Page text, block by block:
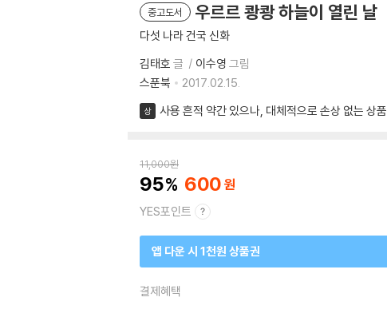
중고도서 우르르 쾅쾅 하늘이 열린 날
다섯 나라 건국 신화
김태호 글 이수영 그림
스푼북
2017.02.15.
상 사용 흔적 약간 있으나, 대체적으로 손상 없는 상품
11,000원
95 600
YES포인트
앱 다운 시 1천원 상품권
결제혜택